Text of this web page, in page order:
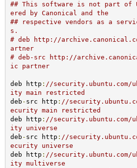
## This software is not part of
ered by Canonical and the
## respective vendors as a
s.
# deb http://
artner
# deb-src http://
ic partner
deb http : //security.ubuntu.com/
ity main restricted
deb - src http : //
ecurity main restricted
deb http : //security.ubuntu.com/
ity universe
deb - src http : //
ecurity universe
deb http : //security.ubuntu.com/
ity multiverse